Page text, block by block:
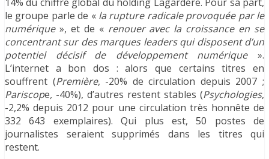
le groupe parle de « la rupture radicale provoquée par le
numérique», et de « renouer avec la croissance en se
concentrant sur des marques leaders qui disposent d’un
potentiel décisif de développement
numérique».
L’internet a bon dos : alors que certains titres en
souffrent (Première, -20% de circulation depuis 2007 ;
Pariscope, -40%), d’autres restent stables (Psychologies,
-2,2% depuis 2012 pour une circulation très honnête de
332 643 exemplaires). Qui plus est, 50 postes de
journalistes seraient supprimés dans les titres qui
restent.